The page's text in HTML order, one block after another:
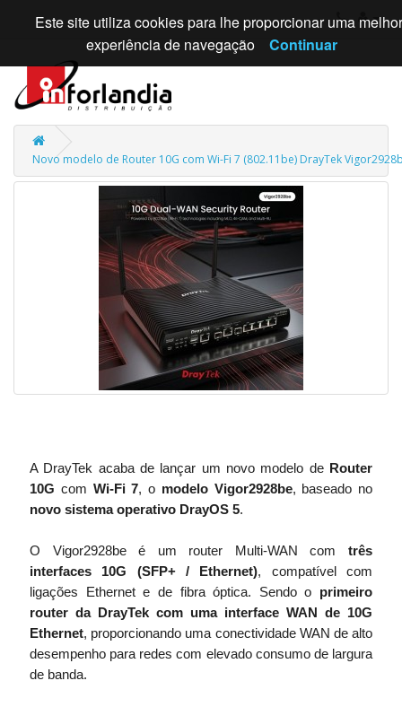
Novo modelo de Router 10G com Wi-Fi 7 (802.11be) DrayTek
A DrayTek acaba de lançar um novo modelo de Router
10G com Wi-Fi 7, o modelo Vigor2928be, baseado no
novo sistema operativo DrayOS 5.
O Vigor2928be é um router Multi-WAN com três
interfaces 10G (SFP+ / Ethernet), compatível com
ligações Ethernet e de fibra óptica. Sendo o primeiro
router da DrayTek com uma interface WAN de 10G
Ethernet, proporcionando uma conectividade WAN de alto
desempenho para redes com elevado consumo de largura
de banda.
Este site utiliza cookies para lhe proporcionar uma melhor
experiência de navegação
Continuar